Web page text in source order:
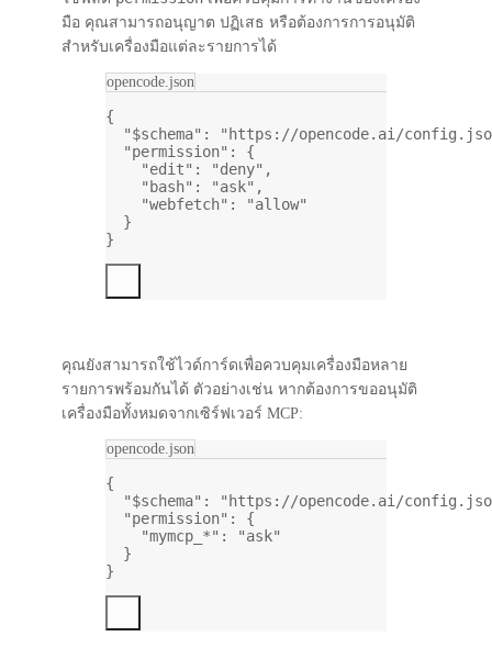
มือ คุณสามารถอนุญาต ปฏิเสธ หรือต้องการการอนุมัติ
สำหรับเครื่องมือแต่ละรายการได้
opencode.json
{
"$schema" :
"https://opencode.ai/
"permission" : {
"edit" : "deny" ,
"bash" : "ask" ,
"webfetch" :
"allow"
}
}
คุณยังสามารถใช้ไวด์การ์ดเพื่อควบคุมเครื่องมือหลาย
รายการพร้อมกันได้ ตัวอย่างเช่น หากต้องการขออนุมัติ
เครื่องมือทั้งหมดจากเซิร์ฟเวอร์ MCP:
opencode.json
{
"$schema" :
"https://opencode.ai/
"permission" : {
"mymcp_*" :
"ask"
}
}